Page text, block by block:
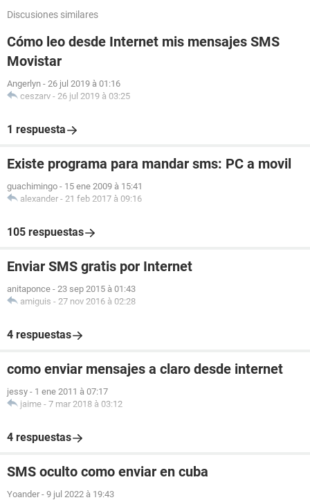
Discusiones similares
Cómo leo desde Internet mis mensajes SMS
Movistar
Angerlyn - 26 jul 2019 à 01:16
ceszarv - 26 jul 2019 à 03:25
1 respuesta
Existe programa para mandar sms: PC a movil
guachimingo - 15 ene 2009 à 15:41
alexander - 21 feb 2017 à 09:16
105 respuestas
Enviar SMS gratis por Internet
anitaponce - 23 sep 2015 à 01:43
amiguis - 27 nov 2016 à 02:28
4 respuestas
como enviar mensajes a claro desde internet
jessy - 1 ene 2011 à 07:17
jaime - 7 mar 2018 à 03:12
4 respuestas
SMS oculto como enviar en cuba
Yoander - 9 jul 2022 à 19:43